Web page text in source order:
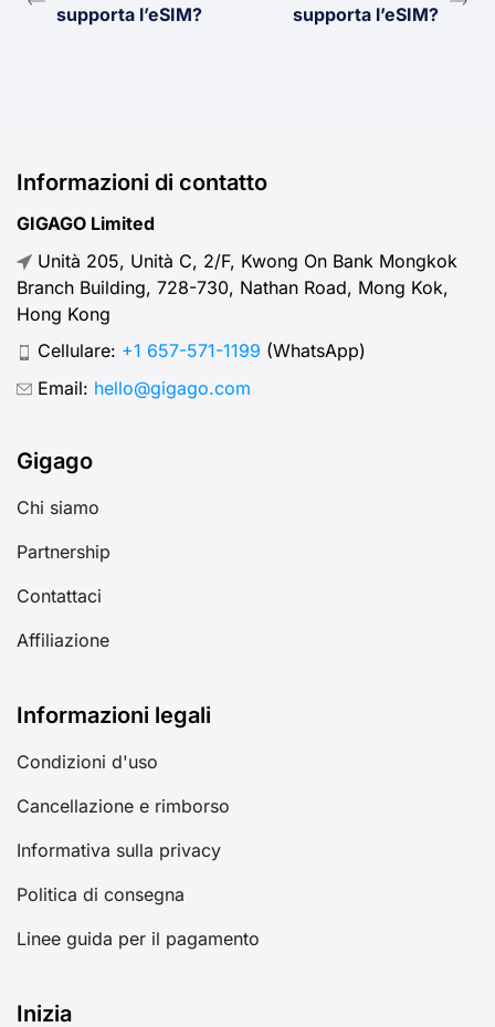
supporta l’eSIM?
supporta l’eSIM?
Informazioni di contatto
GIGAGO Limited
Unità 205, Unità C, 2/F, Kwong On Bank Mongkok
Branch Building, 728-730, Nathan Road, Mong Kok,
Hong Kong
Cellulare: +1 657-571-1199 (WhatsApp)
Email: hello@gigago.com
Gigago
Chi siamo
Partnership
Contattaci
Affiliazione
Informazioni legali
Condizioni d'uso
Cancellazione e rimborso
Informativa sulla privacy
Politica di consegna
Linee guida per il pagamento
Inizia